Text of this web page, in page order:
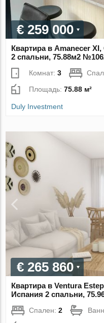
€ 259 000
Квартира в Amanecer
2 спальни, 75.88м2
Комнат:3
Площадь:75.88 м²
Duly Investment
€ 265 860
Квартира в Ventura
Испания 2 спальни,
Спален:2